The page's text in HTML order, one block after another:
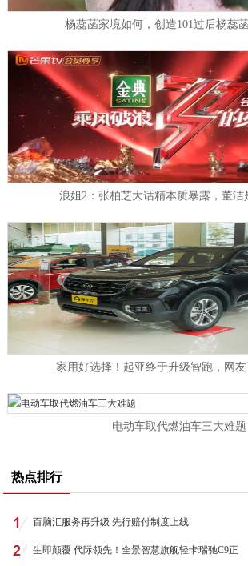
杨蕊菡家境如何，创造101过后杨蕊
浪姐2：张柏芝大话精本质暴露，董洁
家用好选择！起亚终于升级智跑，网友
电动车取代燃油车三大难题
热点排行
百脑汇服务再升级 先行赔付制度上线
生即颠覆 代际领先！全景智慧旗舰轻卡瑞驰C9正